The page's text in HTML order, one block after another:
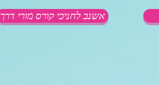
אשנב לחניכי קורס מורי דרך